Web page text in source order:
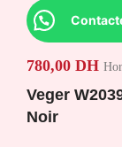
780,00 DH
Veger
Noir